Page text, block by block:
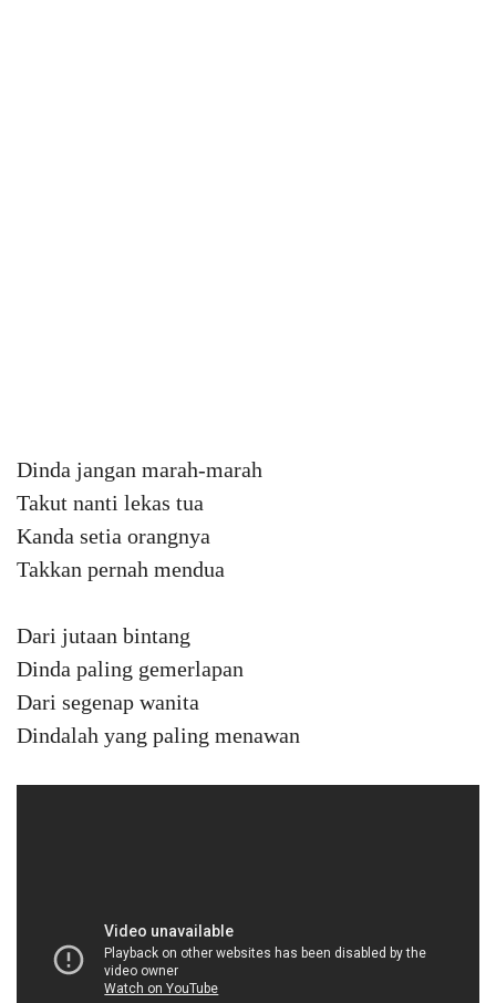
Dinda jangan marah-marah
Takut nanti lekas tua
Kanda setia orangnya
Takkan pernah mendua
Dari jutaan bintang
Dinda paling gemerlapan
Dari segenap wanita
Dindalah yang paling menawan